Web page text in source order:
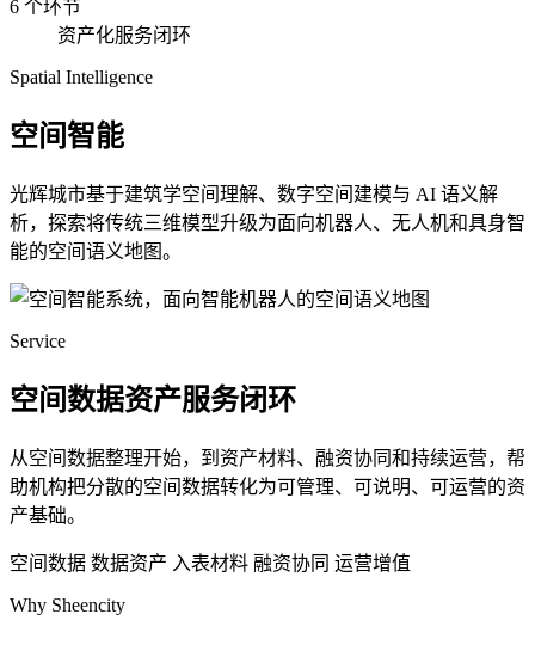
6 个环节
资产化服务闭环
Spatial Intelligence
空间智能
光辉城市基于建筑学空间理解、数字空间建模与 AI 语义解
析，探索将传统三维模型升级为面向机器人、无人机和具身智
能的空间语义地图。
Service
空间数据资产服务闭环
从空间数据整理开始，到资产材料、融资协同和持续运营，帮
助机构把分散的空间数据转化为可管理、可说明、可运营的资
产基础。
空间数据 数据资产 入表材料 融资协同 运营增值
Why Sheencity